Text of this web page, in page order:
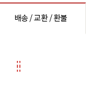
배송 / 교환 / 환불